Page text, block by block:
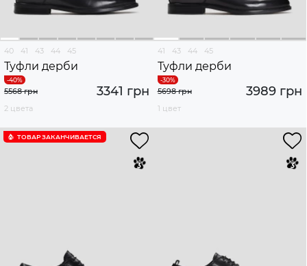
40 41 43 44 45
Туфли дерби
3341 грн
5568 грн
2 цвета
41 43 44 45
Туфли дерби
3989 грн
5698 грн
1 цвет
ТОВАР ЗАКАНЧИВАЕТСЯ